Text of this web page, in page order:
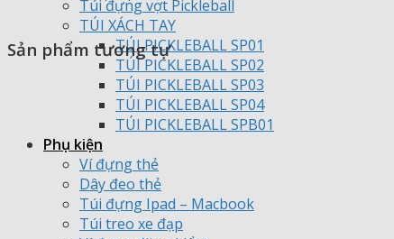
Túi đựng vợt Pickleball
TÚI XÁCH TAY
TÚI PICKLEBALL SP01
TÚI PICKLEBALL SP02
TÚI PICKLEBALL SP03
TÚI PICKLEBALL SP04
TÚI PICKLEBALL SPB01
Phụ kiện
Ví đựng thẻ
Dây đeo thẻ
Túi đựng Ipad – Macbook
Túi treo xe đạp
Sản phẩm tương tự